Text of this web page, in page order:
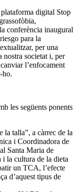
digital Stop
conferència inaugural
para la
per una
nostra societat i, per
l’enfocament
ho.
les següents ponents
talla”, a càrrec de la
i Coordinadora de
Santa Maria de
i la cultura de la dieta
un TCA, l’efecte
d’aquest tipus de